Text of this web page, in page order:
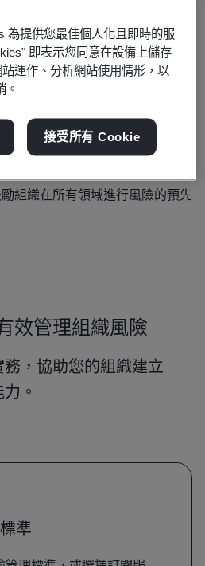
機關、私人企業或社區機構工
則與準則到組織內，您將能夠幫
及強化利害關係人的信心，同時
組織在所有領域進行風險的預先
效管理組織風險
，協助您的組織建立
。
準
為提供您最佳個人化且即時的服
即表示您同意在設備上儲存
運作、分析網站使用情形，以
。
接受所有 Cookie